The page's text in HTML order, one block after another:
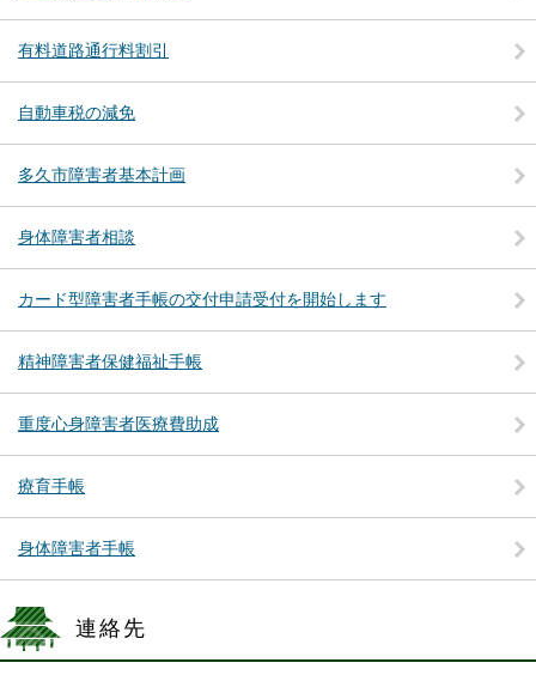
有料道路通行料割引
自動車税の減免
多久市障害者基本計画
身体障害者相談
カード型障害者手帳の交付申請受付を開始します
精神障害者保健福祉手帳
重度心身障害者医療費助成
療育手帳
身体障害者手帳
連絡先